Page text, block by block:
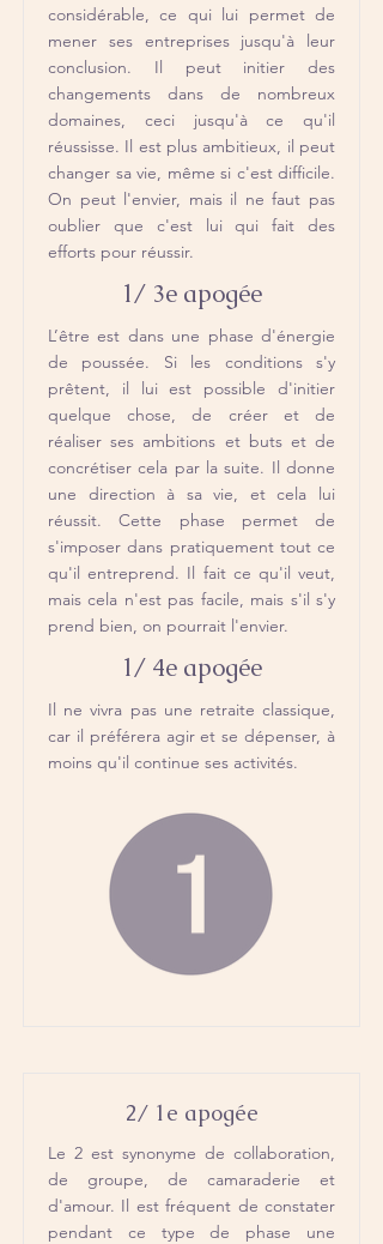
considérable, ce qui lui permet de
mener ses entreprises jusqu'à leur
conclusion. Il peut initier des
changements dans de nombreux
domaines, ceci jusqu'à ce qu'il
réussisse. Il est plus ambitieux, il peut
changer sa vie, même si c'est difficile.
On peut l'envier, mais il ne faut pas
oublier que c'est lui qui fait des
efforts pour réussir.
1/ 3e apogée
L’être est dans une phase d'énergie
de poussée. Si les conditions s'y
prêtent, il lui est possible d'initier
quelque chose, de créer et de
réaliser ses ambitions et buts et de
concrétiser cela par la suite. Il donne
une direction à sa vie, et cela lui
réussit. Cette phase permet de
s'imposer dans pratiquement tout ce
qu'il entreprend. Il fait ce qu'il veut,
mais cela n'est pas facile, mais s'il s'y
prend bien, on pourrait l'envier.
1/ 4e apogée
Il ne vivra pas une retraite classique,
car il préférera agir et se dépenser, à
moins qu'il continue ses activités.
2/ 1e apogée
Le 2 est synonyme de collaboration,
de groupe, de camaraderie et
d'amour. Il est fréquent de constater
pendant ce type de phase une